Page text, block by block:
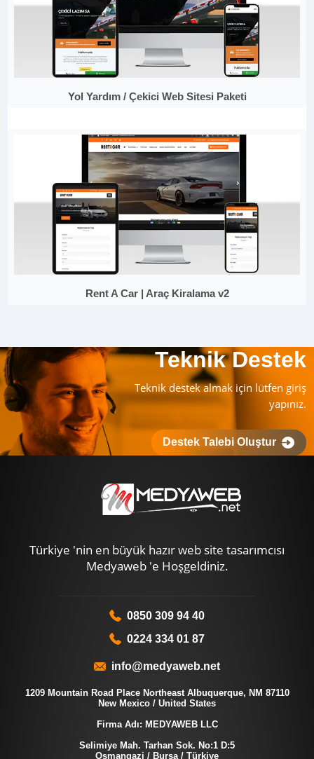
Yol Yardım / Çekici Web Sitesi Paketi
Rent A Car | Araç Kiralama v2
Teknik Destek
Teknik destek almak için lütfen giriş
yapınız.
Destek Talebi Oluştur
Türkiye 'nin en büyük hazır web site tasarımcısı
Medyaweb 'e Hoşgeldiniz.
0850 309 94 40
0224 334 01 87
info@medyaweb.net
1209 Mountain Road Place Northeast Albuquerque, NM 87110
New Mexico / United States
Firma Adı: MEDYAWEB LLC
Selimiye Mah. Tarhan Sok. No:1 D:5
Osmangazi / Bursa / Türkiye